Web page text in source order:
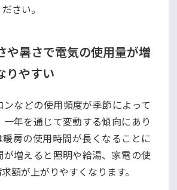
さい。
や暑さで電気の使用量が増
りやすい
などの使用頻度が季節によって
年を通じて変動する傾向にあり
暖房の使用時間が長くなることに
増えると照明や給湯、家電の使
額が上がりやすくなります。